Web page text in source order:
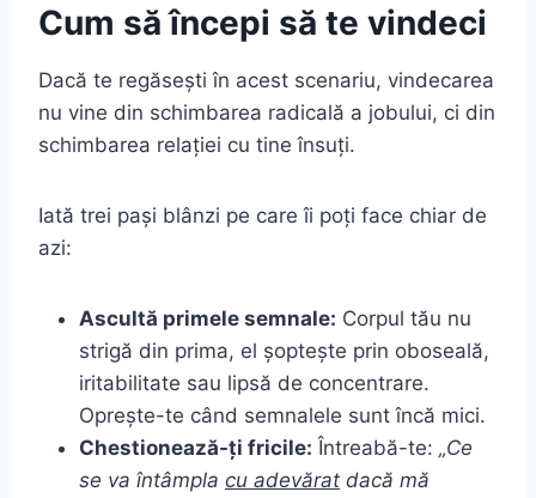
Cum să începi să te vindeci
Dacă te regăsești în acest scenariu, vindecarea
nu vine din schimbarea radicală a jobului, ci din
schimbarea relației cu tine însuți.
Iată trei pași blânzi pe care îi poți face chiar de
azi:
Ascultă primele semnale: Corpul tău nu
strigă din prima, el șoptește prin oboseală,
iritabilitate sau lipsă de concentrare.
Oprește-te când semnalele sunt încă mici.
Chestionează-ți fricile: Întreabă-te: „Ce
se va întâmpla cu adevărat dacă mă